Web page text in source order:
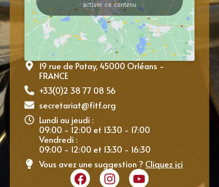
activer ce contenu
19 rue de Patay, 45000 Orléans -
FRANCE
+33(0)2 38 77 08 56
secretariat@fitf.org
Lundi au jeudi :
09:00 - 12:00 et 13:30 - 17:00
Vendredi :
09:00 - 12:00 et 13:30 - 16:30
Vous avez une suggestion ? Cliquez ici